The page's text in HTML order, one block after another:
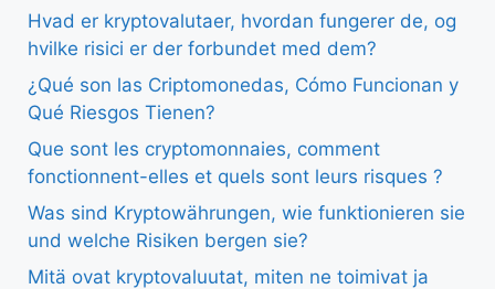
Hvad er kryptovalutaer, hvordan fungerer de, og
hvilke risici er der forbundet med dem?
¿Qué son las Criptomonedas, Cómo Funcionan y
Qué Riesgos Tienen?
Que sont les cryptomonnaies, comment
fonctionnent-elles et quels sont leurs risques ?
Was sind Kryptowährungen, wie funktionieren sie
und welche Risiken bergen sie?
Mitä ovat kryptovaluutat, miten ne toimivat ja